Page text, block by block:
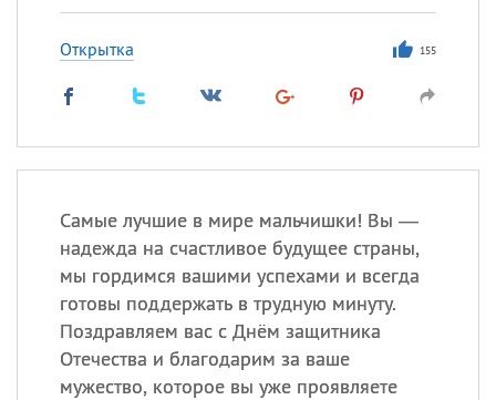
Открытка 155
Самые лучшие в мире мальчишки! Вы —
надежда на счастливое будущее страны,
мы гордимся вашими успехами и всегда
готовы поддержать в трудную минуту.
Поздравляем вас с Днём защитника
Отечества и благодарим за ваше
мужество, которое вы уже проявляете